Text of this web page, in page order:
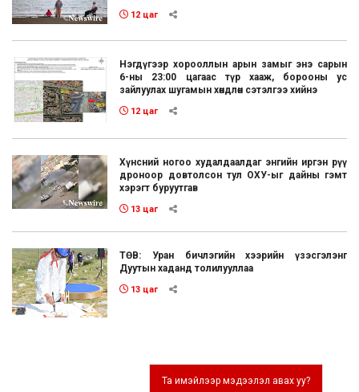
12 цаг
Нэгдүгээр хорооллын арын замыг энэ сарын
6-ны 23:00 цагаас түр хааж, борооны ус
зайлуулах шугамын хөндлөн сэтэлгээ хийнэ
12 цаг
Хүнсний ногоо худалдаалдаг энгийн иргэн рүү
дроноор довтолсон тул ОХУ-ыг дайны гэмт
хэрэгт буруутгав
13 цаг
ТӨВ: Уран бичлэгийн хээрийн үзэсгэлэнг
Дуутын хаданд толилууллаа
13 цаг
Та имэйлээр мэдээлэл авах уу?